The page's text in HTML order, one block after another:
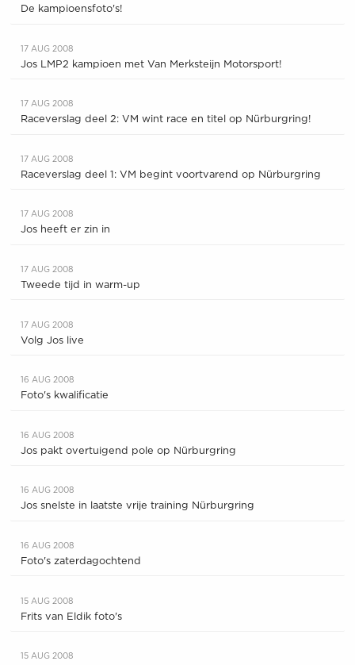
De kampioensfoto's!
17 AUG 2008
Jos LMP2 kampioen met Van Merksteijn Motorsport!
17 AUG 2008
Raceverslag deel 2: VM wint race en titel op Nürburgring!
17 AUG 2008
Raceverslag deel 1: VM begint voortvarend op Nürburgring
17 AUG 2008
Jos heeft er zin in
17 AUG 2008
Tweede tijd in warm-up
17 AUG 2008
Volg Jos live
16 AUG 2008
Foto's kwalificatie
16 AUG 2008
Jos pakt overtuigend pole op Nürburgring
16 AUG 2008
Jos snelste in laatste vrije training Nürburgring
16 AUG 2008
Foto's zaterdagochtend
15 AUG 2008
Frits van Eldik foto's
15 AUG 2008